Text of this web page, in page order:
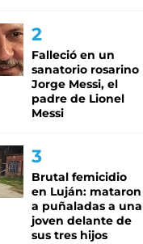
Falleció en un
sanatorio rosarino
Jorge Messi, el
padre de Lionel
Messi
Brutal femicidio
en Luján: mataron
a puñaladas a una
joven delante de
sus tres hijos